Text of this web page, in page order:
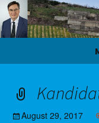
August 29, 2017